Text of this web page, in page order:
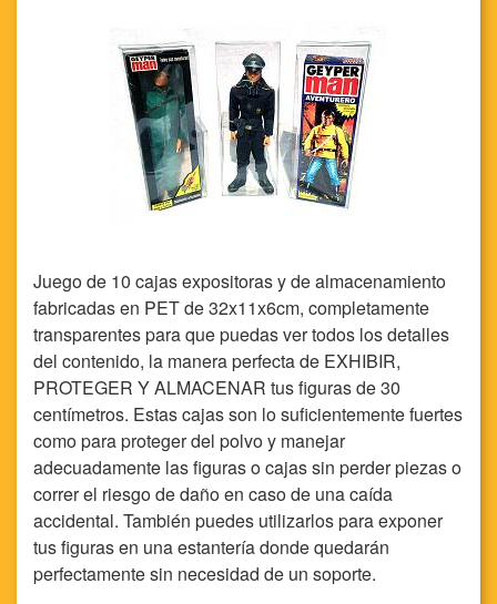
Juego de 10 cajas expositoras y de almacenamiento
fabricadas en PET de 32x11x6cm, completamente
transparentes para que puedas ver todos los detalles
del contenido, la manera perfecta de EXHIBIR,
PROTEGER Y ALMACENAR tus figuras de 30
centímetros. Estas cajas son lo suficientemente fuertes
como para proteger del polvo y manejar
adecuadamente las figuras o cajas sin perder piezas o
correr el riesgo de daño en caso de una caída
accidental. También puedes utilizarlos para exponer
tus figuras en una estantería donde quedarán
perfectamente sin necesidad de un soporte.